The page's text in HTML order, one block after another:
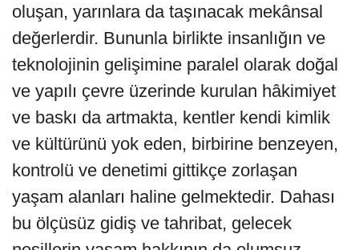
oluşan, yarınlara da taşınacak mekânsal
değerlerdir. Bununla birlikte insanlığın ve
teknolojinin gelişimine paralel olarak doğal
ve yapılı çevre üzerinde kurulan hâkimiyet
ve baskı da artmakta, kentler kendi kimlik
ve kültürünü yok eden, birbirine benzeyen,
kontrolü ve denetimi gittikçe zorlaşan
yaşam alanları haline gelmektedir. Dahası
bu ölçüsüz gidiş ve tahribat, gelecek